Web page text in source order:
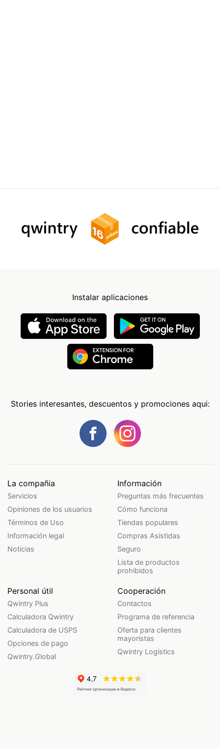
Instalar aplicaciones
Stories interesantes, descuentos y promociones aqui:
La compañia
Servicios
Opiniones de los usuarios
Términos de Uso
Información legal
Noticias
Información
Preguntas más frecuentes
Cómo funciona
Tiendas populares
Compras Asistidas
Seguro
Lista de productos
prohibidos
Personal útil
Qwintry Plus
Calculadora Qwintry
Calculadora de USPS
Opciones de pago
Qwintry.Global
Cooperación
Contactos
Programa de referencia
Oferta para clientes
mayoristas
Qwintry Logistics